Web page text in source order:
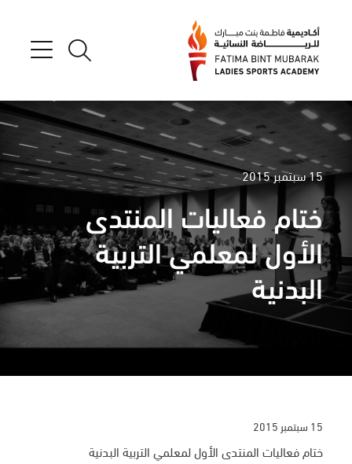
15 سبتمبر 2015
ختام فعاليات المنتدى
الأول لمعلمي التربية
البدنية
15 سبتمبر 2015
ختام فعاليات المنتدى الأول لمعلمي التربية البدنية